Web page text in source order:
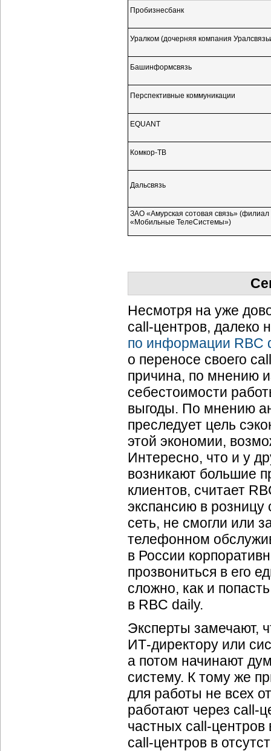
Пробизнесбанк
Уралком (дочерняя компания
Башинформсвязь
Перспективные коммуникации
EQUANT
Комкор-ТВ
Дальсвязь
ЗАО «Амурская сотовая связь»
«Мобильные ТелеСистемы»)
Несмотря на уже
call-центров, далеко
по информации RBC
о переносе своего
причина, по мнению
себестоимости
выгоды. По мнению
преследует цель
этой экономии,
Интересно, что и у
возникают большие
клиентов, считает
экспансию в розницу
сеть, не смогли или
телефонном
в России
прозвониться в его
сложно, как и
в RBC daily.
Эксперты замечают,
ИТ-директору или
а потом начинают
систему. К тому же
для работы не всех
работают через call-
частных call-центров
call-центров в